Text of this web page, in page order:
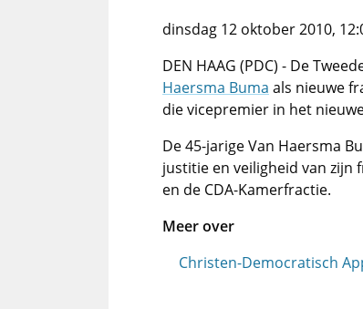
dinsdag 12 oktober 2010,
DEN HAAG (PDC) - De
Haersma Buma als nieuwe
die vicepremier in het
De 45-jarige Van Haersma
justitie en veiligheid van zijn
en de CDA-Kamerfractie.
Meer over
Christen-Democratisch